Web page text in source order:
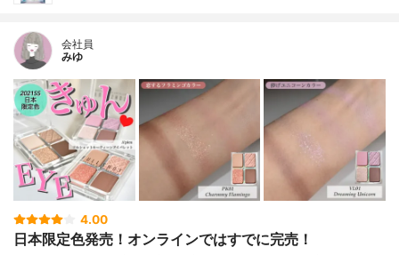
会社員
みゆ
4.00
日本限定色発売！オンラインではすでに完売！